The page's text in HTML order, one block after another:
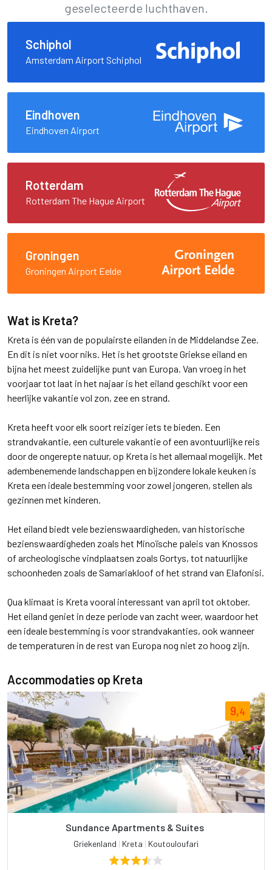
geselecteerde luchthaven.
Schiphol
Amsterdam Airport Schiphol
Eindhoven
Eindhoven Airport
Rotterdam
Rotterdam The Hague Airport
Groningen
Groningen Airport Eelde
Wat is Kreta?
Kreta is één van de populairste eilanden in de Middelandse Zee.
En dit is niet voor niks. Het is het grootste Griekse eiland en
bijna het meest zuidelijke punt van Europa. Van vroeg in het
voorjaar tot laat in het najaar is het eiland geschikt voor een
heerlijke vakantie vol zon, zee en strand.
Kreta heeft voor elk soort reiziger iets te bieden. Een
strandvakantie, een culturele vakantie of een avontuurlijke reis
door de ongerepte natuur, op Kreta is het allemaal mogelijk. Met
adembenemende landschappen en bijzondere lokale keuken is
Kreta een ideale bestemming voor zowel jongeren, stellen als
gezinnen met kinderen.
Het eiland biedt vele bezienswaardigheden, van historische
bezienswaardigheden zoals het Minoïsche paleis van Knossos
of archeologische vindplaatsen zoals Gortys, tot natuurlijke
schoonheden zoals de Samariakloof of het strand van Elafonisi.
Qua klimaat is Kreta vooral interessant van april tot oktober.
Het eiland geniet in deze periode van zacht weer, waardoor het
een ideale bestemming is voor strandvakanties, ook wanneer
de temperaturen in de rest van Europa nog niet zo hoog zijn.
Accommodaties op Kreta
9,4
Sundance Apartments & Suites
Griekenland | Kreta | Koutouloufari